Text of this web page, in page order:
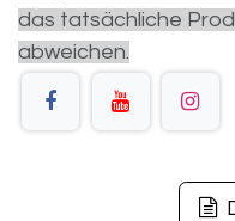
das tatsächliche
abweichen.